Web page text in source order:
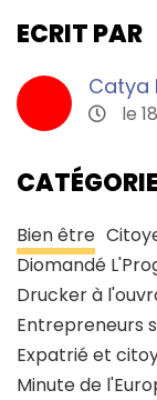
ECRIT PAR
Catya
le
Bien être
Diomandé
Drucker à
Entrepreneurs
Expatrié et
Minute de